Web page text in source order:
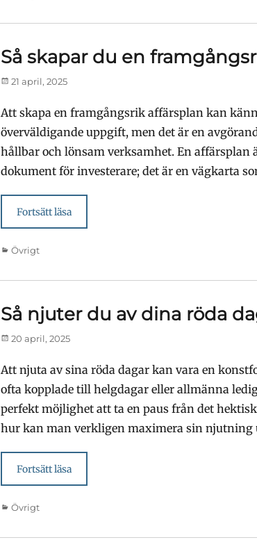
Så skapar du en
Publicerad
21 april, 2025
Att skapa en framgångsrik affärsplan kan
överväldigande uppgift, men det är en
hållbar och lönsam verksamhet. En affärsplan
dokument för investerare; det är en vägkarta
Fortsätt läsa
Kategorier
Övrigt
Så njuter du av dina röda
Publicerad
20 april, 2025
Att njuta av sina röda dagar kan vara en
ofta kopplade till helgdagar eller allmänna
perfekt möjlighet att ta en paus från det
hur kan man verkligen maximera sin njutning
Fortsätt läsa
Kategorier
Övrigt